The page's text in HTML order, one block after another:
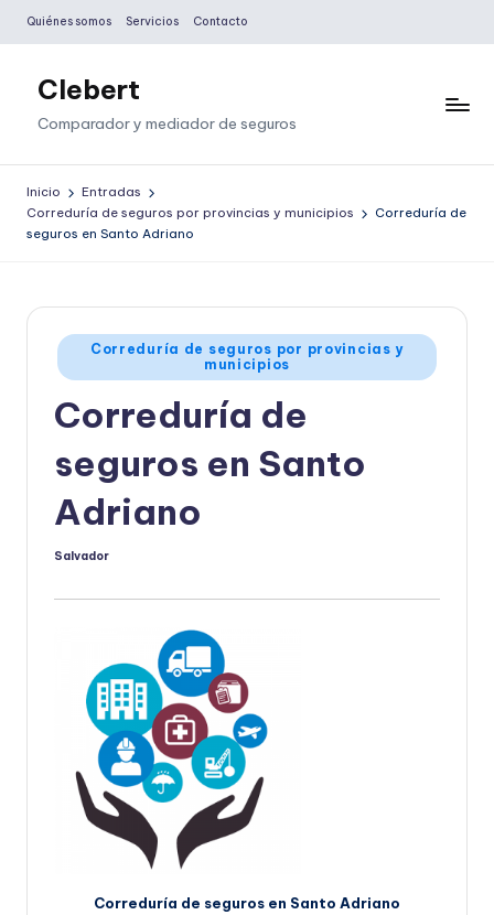
Saltar
contenido
Quiénes somos Servicios Contacto
Clebert
Comparador y mediador de seguros
Inicio
Entradas
Correduría de seguros por provincias y municipios
Correduría de
seguros en Santo Adriano
Publicado
en
Correduría de seguros por provincias y
municipios
Correduría de
seguros en Santo
Adriano
Publicado
Salvador
Correduría de seguros en Santo Adriano